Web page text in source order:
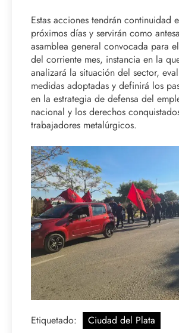
Estas acciones tendrán continuidad
próximos días y servirán como
asamblea general convocada para
del corriente mes, instancia en la
analizará la situación del sector,
medidas adoptadas y definirá los
en la estrategia de defensa del
nacional y los derechos
trabajadores metalúrgicos.
Etiquetado:
Ciudad del Plata